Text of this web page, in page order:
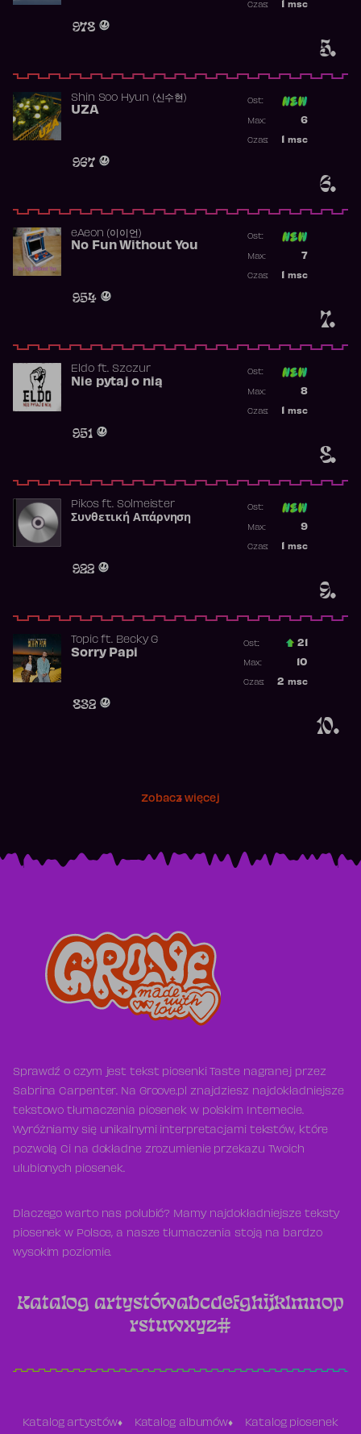
5.
978
msc
Czas:
6.
Shin Soo Hyun (신수현)
UZA
967
Ost:
6
Max:
msc
Czas:
7.
​eAeon (이이언)
No Fun Without You
954
Ost:
7
Max:
msc
Czas:
8.
Eldoft. Szczur
Nie pytaj o nią
951
Ost:
8
Max:
msc
Czas:
9.
Pikosft. Solmeister
Συνθετική Απάρνηση
922
Ost:
9
Max:
msc
Czas:
10.
Topicft. Becky G
Sorry Papi
832
Ost.: 21
10
Max:
2 msc
Czas:
Zobacz więcej
Sprawdź o czym jest tekst piosenki Taste nagranej przez
Sabrina Carpenter. Na Groove.pl znajdziesz najdokładniejsze
tekstowo tłumaczenia piosenek w polskim Internecie.
Wyróżniamy się unikalnymi interpretacjami tekstów, które
pozwolą Ci na dokładne zrozumienie przekazu Twoich
ulubionych piosenek.
Dlaczego warto nas polubić? Mamy najdokładniejsze teksty
piosenek w Polsce, a nasze tłumaczenia stoją na bardzo
wysokim poziomie.
Katalog artystówabcdefghijklmnop
rstuwxyz#
Katalog artystów Katalog albumów Katalog piosenek